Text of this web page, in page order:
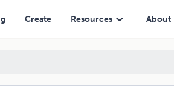
Create Resources About